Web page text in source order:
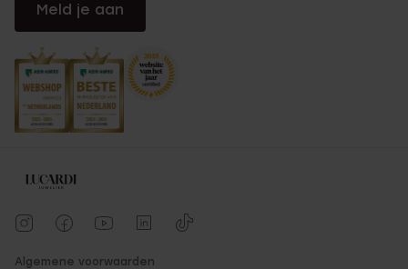
Meld je aan
Algemene voorwaarden